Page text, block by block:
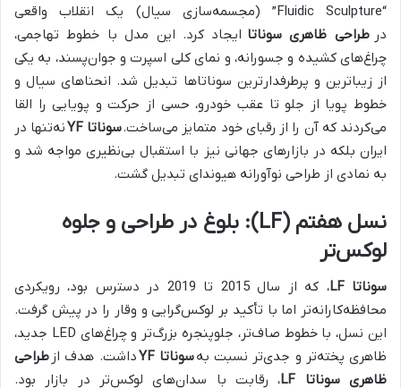
“Fluidic Sculpture” (مجسمه‌سازی سیال) یک انقلاب واقعی
در طراحی ظاهری سوناتا ایجاد کرد. این مدل با خطوط تهاجمی،
چراغ‌های کشیده و جسورانه، و نمای کلی اسپرت و جوان‌پسند، به یکی
از زیباترین و پرطرفدارترین سوناتاها تبدیل شد. انحناهای سیال و
خطوط پویا از جلو تا عقب خودرو، حسی از حرکت و پویایی را القا
می‌کردند که آن را از رقبای خود متمایز می‌ساخت.سوناتا YF
نه‌تنها در
ایران بلکه در بازارهای جهانی نیز با استقبال بی‌نظیری مواجه شد و
به نمادی از طراحی نوآورانه هیوندای تبدیل گشت.
نسل هفتم (LF): بلوغ در طراحی و جلوه
لوکس‌تر
سوناتا LF
، که از سال 2015 تا 2019 در دسترس بود، رویکردی
محافظه‌کارانه‌تر اما با تأکید بر لوکس‌گرایی و وقار را در پیش گرفت.
این نسل، با خطوط صاف‌تر، جلوپنجره بزرگ‌تر و چراغ‌های LED جدید،
ظاهری پخته‌تر و جدی‌تر نسبت بهسوناتا YF داشت. هدف از طراحی
ظاهری سوناتا LF
، رقابت با سدان‌های لوکس‌تر در بازار بود.